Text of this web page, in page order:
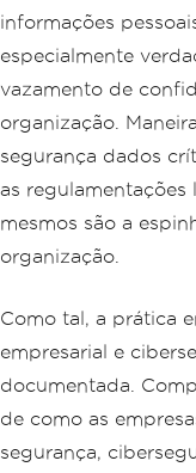
informações
especialmente
vazamento de
organização.
segurança dados
as regulamentações
mesmos são a
organização.
Como tal, a prática
empresarial e
documentada.
de como as
segurança,